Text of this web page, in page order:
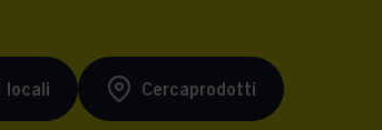
locali Cercaprodotti